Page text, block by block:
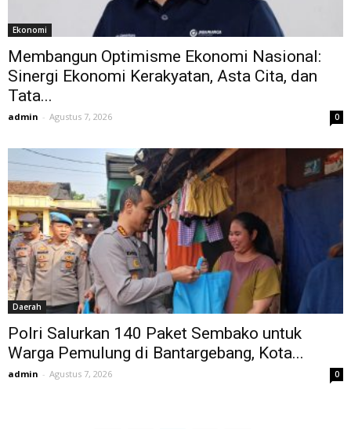
Ekonomi
Membangun Optimisme Ekonomi Nasional:
Sinergi Ekonomi Kerakyatan, Asta Cita, dan
Tata...
admin - Agustus 7, 2026 0
Daerah
Polri Salurkan 140 Paket Sembako untuk
Warga Pemulung di Bantargebang, Kota...
admin - Agustus 7, 2026 0